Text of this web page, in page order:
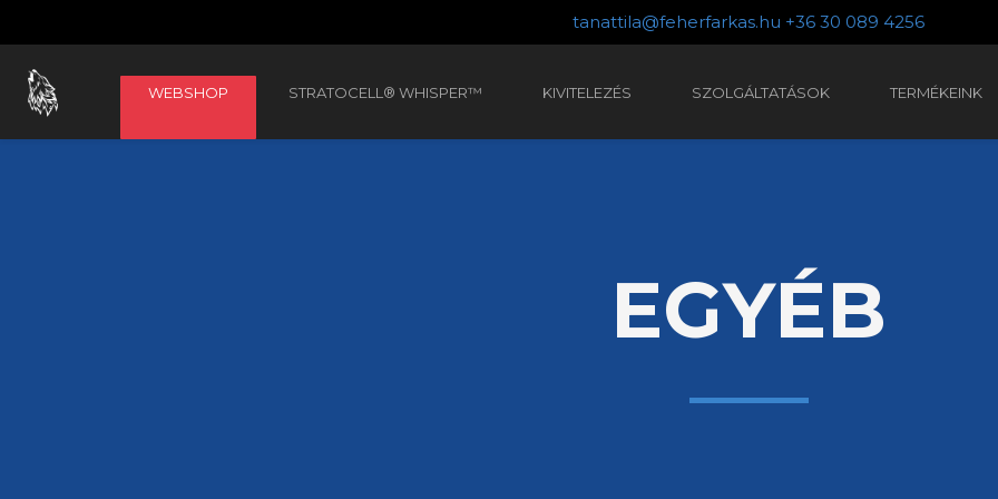
tanattila@feherfarkas.hu +36 30 089 4256
WEBSHOP STRATOCELL® WHISPER™ KIVITELEZÉS SZOLGÁLTATÁSOK TERMÉKEINK
EGYÉB